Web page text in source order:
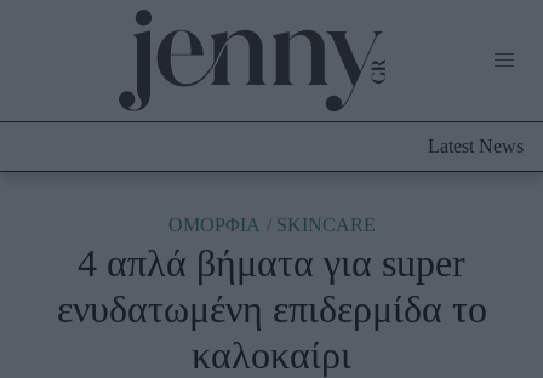
Culture
Fashion
Shopping
Latest News
ΟΜΟΡΦΙΑ SKINCARE
4 απλά βήματα για super
ενυδατωμένη επιδερμίδα το
καλοκαίρι